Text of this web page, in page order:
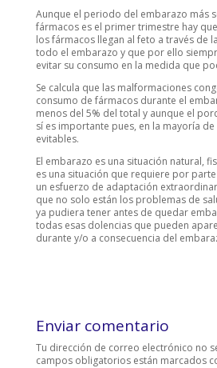
Aunque el periodo del embarazo más
fármacos es el primer trimestre hay
los fármacos llegan al feto a través de
todo el embarazo y que por ello
evitar su consumo en la medida que
Se calcula que las malformaciones
consumo de fármacos durante el
menos del 5% del total y aunque el
sí es importante pues, en la mayoría de
evitables.
El embarazo es una situación natural,
es una situación que requiere por
un esfuerzo de adaptación
que no solo están los problemas de
ya pudiera tener antes de quedar
todas esas dolencias que pueden
durante y/o a consecuencia del
Enviar comentario
Tu dirección de correo electrónico no
campos obligatorios están marcados